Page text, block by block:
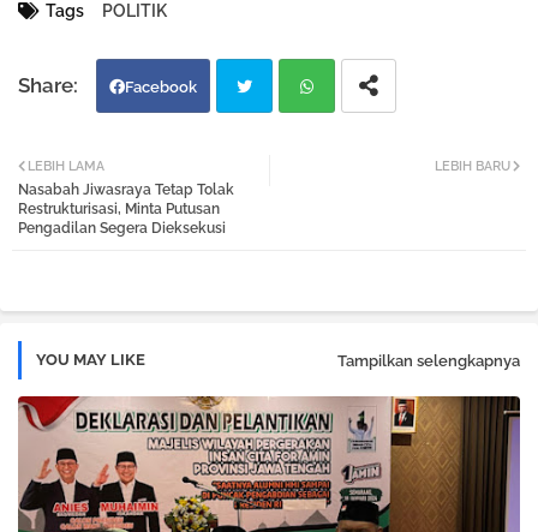
Tags POLITIK
Facebook
tter
LEBIH BARU
LEBIH LAMA
Nasabah Jiwasraya Tetap Tolak
Restrukturisasi, Minta Putusan
Pengadilan Segera Dieksekusi
YOU MAY LIKE Tampilkan selengkapnya